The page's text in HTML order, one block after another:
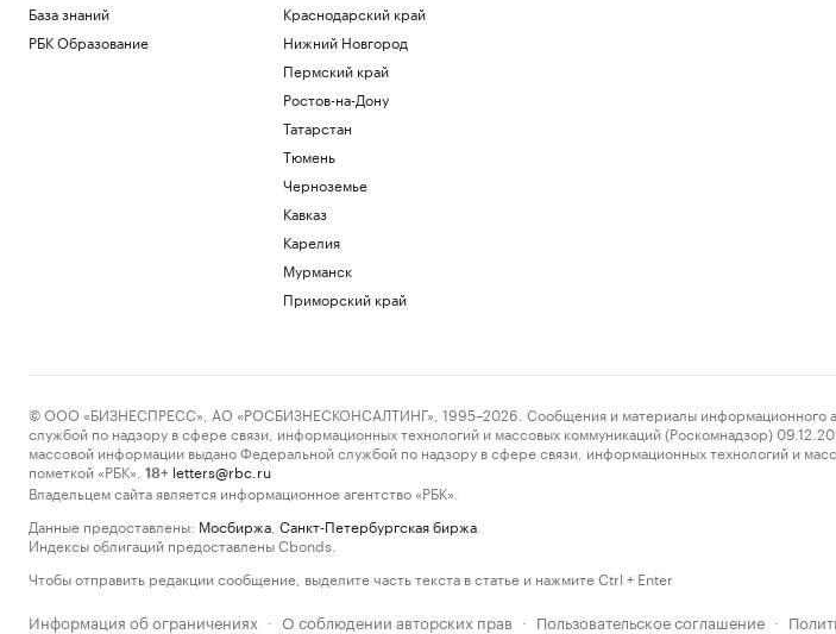
База знаний
РБК Образование
Краснодарский край
Нижний Новгород
Пермский край
Ростов-на-Дону
Татарстан
Тюмень
Черноземье
Кавказ
Карелия
Мурманск
Приморский край
© ООО «БИЗНЕСПРЕСС», АО «РОСБИЗНЕСКОНСАЛТИНГ», 1995–2026. Сообщения и материалы информационного
службой по надзору в сфере связи, информационных технологий и массовых коммуникаций (Роскомнадзор)
массовой информации выдано Федеральной службой по надзору в сфере связи, информационных технологий и
пометкой «РБК».
18+ letters@rbc.ru
Владельцем сайта является информационное агентство «РБК».
Данные предоставлены: Мосбиржа Санкт-Петербургская биржа
Индексы облигаций предоставлены Cbonds.
Чтобы отправить редакции сообщение, выделите часть текста в статье и нажмите Ctrl + Enter
Информация об ограничениях · О соблюдении авторских прав · Пользовательское соглашение ·